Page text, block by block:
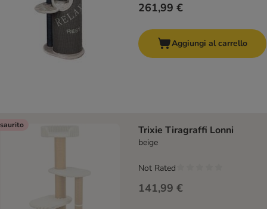
261,99 €
Aggiungi al carrello
Trixie Tiragraffi Lonni
beige
141,99 €
Not Rated